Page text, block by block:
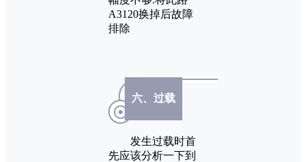
A3120换掉后故障
排除
六、过载
发生过载时首
先应该分析一下到